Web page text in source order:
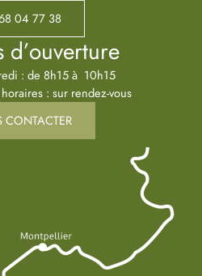
04 77 38
d’ouverture
: de 8h15 à 10h15
: sur rendez-vous
CONTACTER